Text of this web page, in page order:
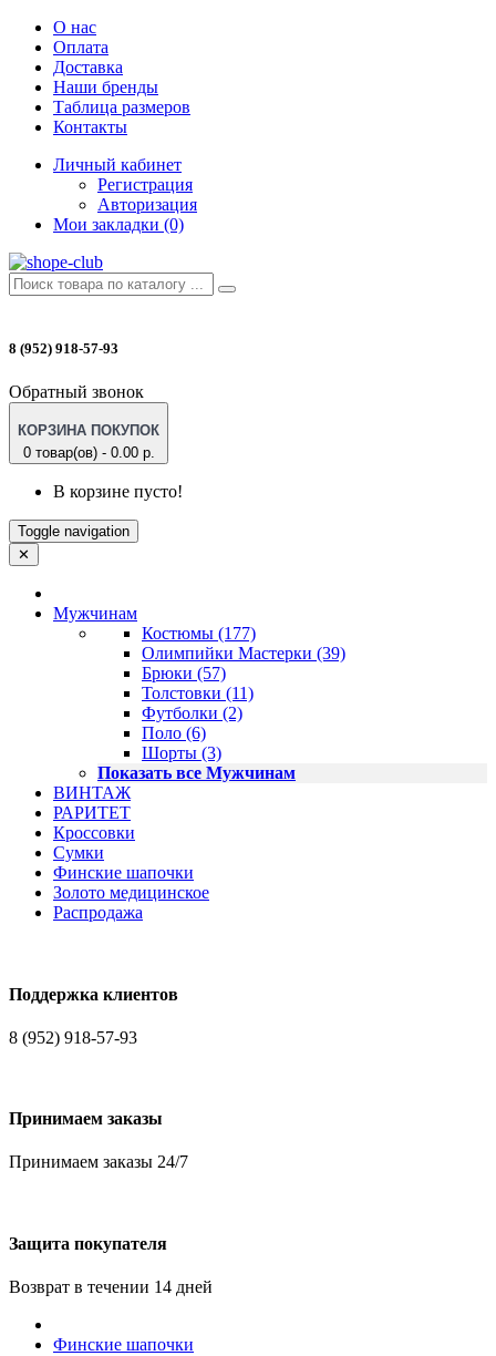
О нас
Оплата
Доставка
Наши бренды
Таблица размеров
Контакты
Личный кабинет
Регистрация
Авторизация
Мои закладки (0)
8 (952) 918-57-93
Обратный звонок
КОРЗИНА ПОКУПОК
0 товар(ов) - 0.00 р.
В корзине пусто!
Toggle navigation
✕
Мужчинам
Костюмы (177)
Олимпийки Мастерки (39)
Брюки (57)
Толстовки (11)
Футболки (2)
Поло (6)
Шорты (3)
Показать все Мужчинам
ВИНТАЖ
РАРИТЕТ
Кроссовки
Сумки
Финские шапочки
Золото медицинское
Распродажа
Поддержка клиентов
8 (952) 918-57-93
Принимаем заказы
Принимаем заказы 24/7
Защита покупателя
Возврат в течении 14 дней
Финские шапочки